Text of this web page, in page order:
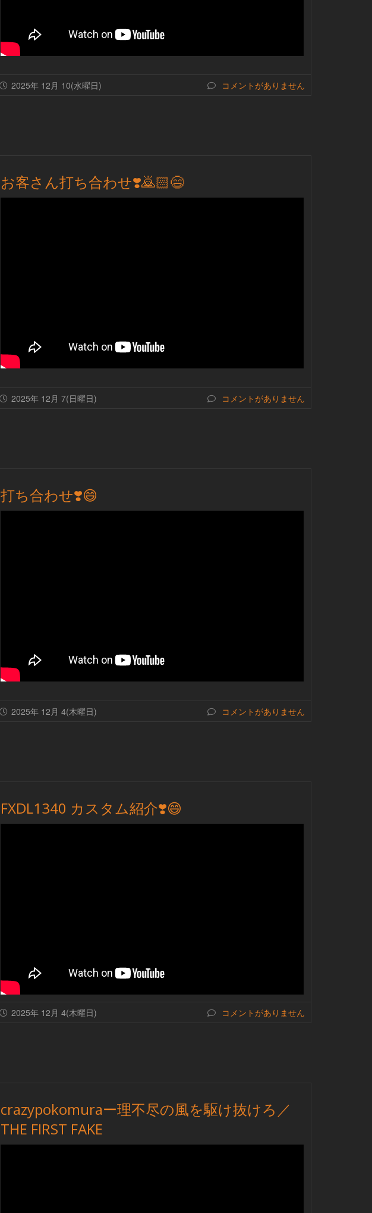
2025年 12月 10(水曜日) コメントがありません
お客さん打ち合わせ❣️🙇🏻😄
2025年 12月 7(日曜日) コメントがありません
打ち合わせ❣️😄
2025年 12月 4(木曜日) コメントがありません
FXDL1340 カスタム紹介❣️😄
2025年 12月 4(木曜日) コメントがありません
crazypokomuraー理不尽の風を駆け抜けろ／
THE FIRST FAKE